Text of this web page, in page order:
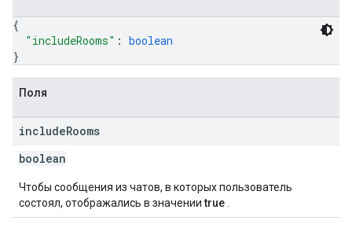
{
"includeRooms" : boolean
}
Поля
includeRooms
boolean
Чтобы сообщения из чатов, в которых пользователь
состоял, отображались в значенииtrue